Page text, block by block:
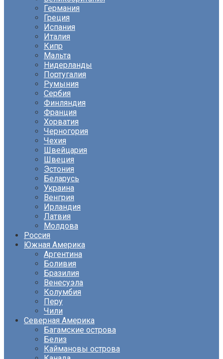
Германия
Греция
Испания
Италия
Кипр
Мальта
Нидерланды
Португалия
Румыния
Сербия
Финляндия
Франция
Хорватия
Черногория
Чехия
Швейцария
Швеция
Эстония
Беларусь
Украина
Венгрия
Ирландия
Латвия
Молдова
Россия
Южная Америка
Аргентина
Боливия
Бразилия
Венесуэла
Колумбия
Перу
Чили
Северная Америка
Багамские острова
Белиз
Каймановы острова